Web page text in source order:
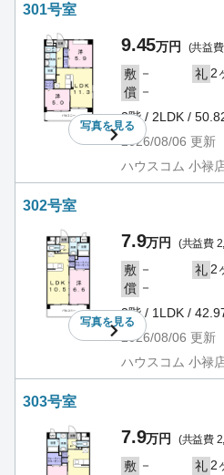
301号室
写真を見る
9.45万円 (共益
敷 － 礼2
償 －
3階 / 2LDK /
2026/08/06 更新
ハウスコム 小禄
302号室
写真を見る
7.9万円 (共益費
敷 － 礼2
償 －
3階 / 1LDK /
2026/08/06 更新
ハウスコム 小禄
303号室
7.9万円 (共益費
敷 － 礼2